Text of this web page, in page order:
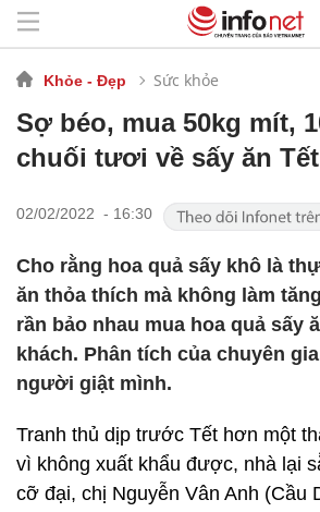
Khỏe - Đẹp Sức khỏe
Sợ béo, mua 50kg mít,
chuối tươi về sấy ăn Tết
02/02/2022 - 16:30
Cho rằng hoa quả sấy khô là
ăn thỏa thích mà không làm
rần bảo nhau mua hoa quả sấy
khách. Phân tích của chuyên
người giật mình.
Tranh thủ dịp trước Tết hơn một
vì không xuất khẩu được, nhà lại
cỡ đại, chị Nguyễn Vân Anh (Cầu